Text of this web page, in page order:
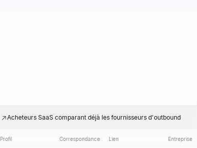
Acheteurs SaaS comparant déjà les fournisseurs d'outbound
Profil Correspondance Lien Entreprise